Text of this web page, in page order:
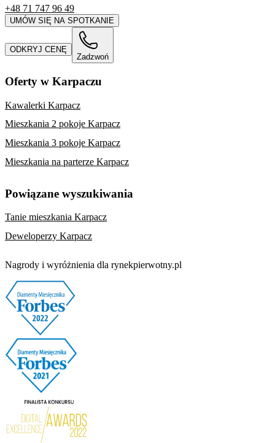
+48 71 747 96 49
UMÓW SIĘ NA SPOTKANIE
ODKRYJ CENĘ
Zadzwoń
Oferty w Karpaczu
Kawalerki Karpacz
Mieszkania 2 pokoje Karpacz
Mieszkania 3 pokoje Karpacz
Mieszkania na parterze Karpacz
Powiązane wyszukiwania
Tanie mieszkania Karpacz
Deweloperzy Karpacz
Nagrody i wyróżnienia dla rynekpierwotny.pl